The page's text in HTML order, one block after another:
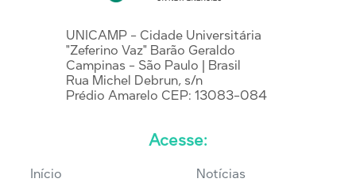
UNICAMP - Cidade Universitária
"Zeferino Vaz" Barão Geraldo
Campinas - São Paulo | Brasil
Rua Michel Debrun, s/n
Prédio Amarelo CEP: 13083-084
Acesse:
Início Notícias